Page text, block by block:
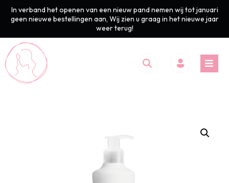
In verband het openen van een nieuw pand nemen wij tot januari
geen nieuwe bestellingen aan, Wij zien u graag in het nieuwe jaar
weer terug!